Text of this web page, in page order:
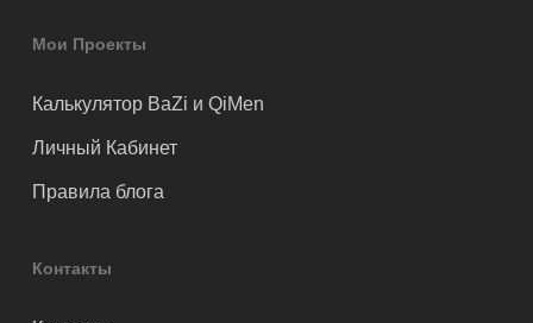
Мои Проекты
Калькулятор BaZi и QiMen
Личный Кабинет
Правила блога
Контакты